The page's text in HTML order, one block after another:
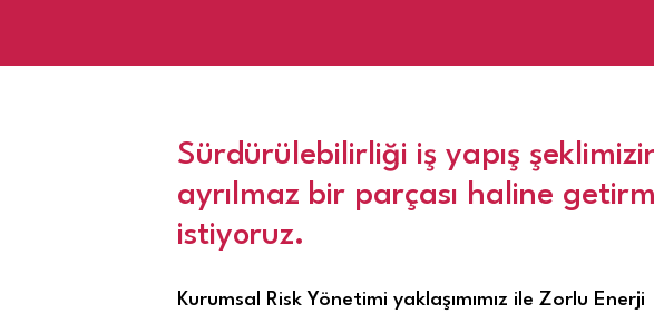
Sürdürülebilirliği iş yapış
ayrılmaz bir parçası haline
istiyoruz.
Kurumsal Risk Yönetimi yaklaşımımız ile Zorlu Enerji